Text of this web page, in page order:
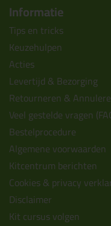
Informatie
Tips en tricks
Keuzehulpen
Acties
Levertijd & Bezorging
Retourneren &
Veel gestelde vragen
Bestelprocedure
Algemene voorwaarden
Kitcentrum berichten
Cookies & privacy
Disclaimer
Kit cursus volgen